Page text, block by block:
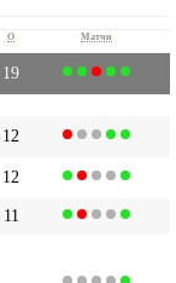
О Матчи
19
12
12
11